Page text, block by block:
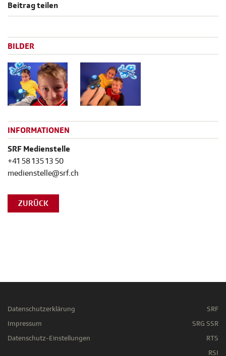
Beitrag teilen
BILDER
INFORMATIONEN
SRF Medienstelle
+41 58 135 13 50
medienstelle@srf.ch
ZURÜCK
Datenschutzerklärung
Impressum
Datenschutz-Einstellungen
SRF
SRG SSR
RTS
RSI